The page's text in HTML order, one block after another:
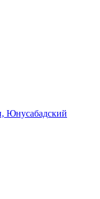
Юнусабадский